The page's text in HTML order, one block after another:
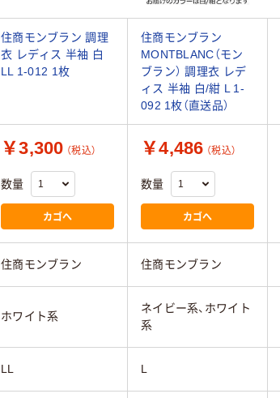
住商モンブラン 調理
衣 レディス 半袖 白
LL 1-012 1枚
住商モンブラン
MONTBLANC（モン
ブラン） 調理衣 レデ
ィス 半袖 白/紺 L 1-
092 1枚（直送品）
￥3,300 （税込）
数量
カゴへ
￥4,486 （税込）
数量
カゴへ
住商モンブラン 住商モンブラン
ホワイト系
ネイビー系、ホワイト
系
LL L